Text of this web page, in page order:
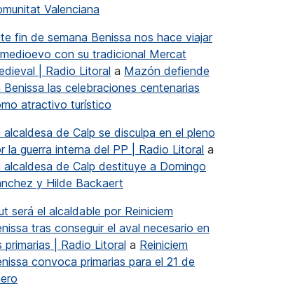
la Senieta de Moraira honrará la memoria de Tina
Valenciana
fin de semana Benissa nos hace viajar
con su tradicional Mercat
| Radio Litoral a Mazón defiende
Benissa las celebraciones centenarias
atractivo turístico
alcaldesa de Calp se disculpa en el pleno
la guerra interna del PP | Radio Litoral a
alcaldesa de Calp destituye a Domingo
y Hilde Backaert
será el alcaldable por Reiniciem
tras conseguir el aval necesario en
primarias | Radio Litoral a Reiniciem
convoca primarias para el 21 de